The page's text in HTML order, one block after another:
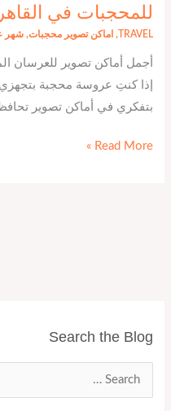
للمحجبات في
TRAVEL
, اماكن تصوير محجبات,شهر
أجمل أماكن تصوير للعرسان
إذا كنتِ عروسة محجبة
بتفكري في أماكن تصوير
Read More »
Search the Blog